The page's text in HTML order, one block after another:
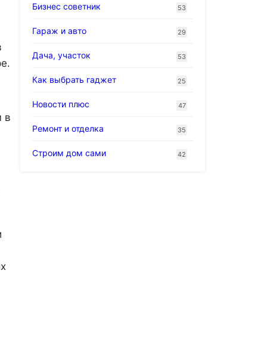
в
Бизнес советник 53
Гараж и авто 29
Дача, участок 53
Как выбрать гаджет 25
Новости плюс 47
Ремонт и отделка 35
Строим дом сами 42